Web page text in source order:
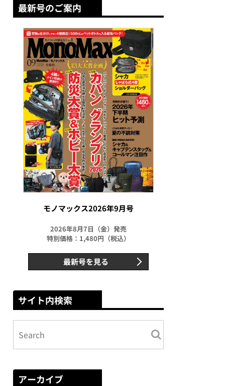
最新号のご案内
モノマックス2026年9月号
2026年8月7日（金）発売
特別価格：1,480円（税込）
最新号を見る
サイト内検索
アーカイブ